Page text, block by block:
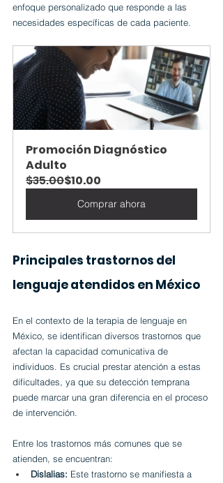
enfoque personalizado que responde a las
necesidades específicas de cada paciente.
Promoción Diagnóstico
Adulto
$35.00$10.00
Comprar ahora
Principales trastornos del
lenguaje atendidos en México
En el contexto de la terapia de lenguaje en
México, se identifican diversos trastornos que
afectan la capacidad comunicativa de
individuos. Es crucial prestar atención a estas
dificultades, ya que su detección temprana
puede marcar una gran diferencia en el proceso
de intervención.
Entre los trastornos más comunes que se
atienden, se encuentran:
Dislalias: Este trastorno se manifiesta a